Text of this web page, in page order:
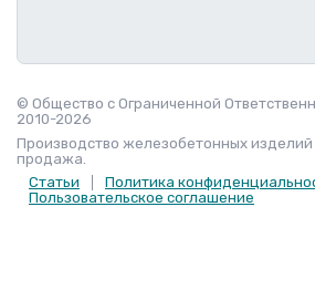
© Общество с Ограниченной
2010-2026
Производство железобетонных изделий
продажа.
Статьи
Политика
Пользовательское соглашение